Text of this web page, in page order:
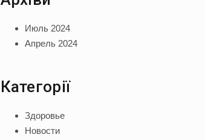
Июль 2024
Апрель 2024
Категорії
Здоровье
Новости